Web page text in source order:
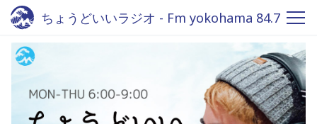
ちょうどいいラジオ - Fm yokohama 84.7